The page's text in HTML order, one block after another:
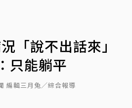
「說不出話來」
只能躺平
編輯三月兔／綜合報導